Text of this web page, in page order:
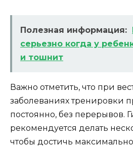
Полезная информация:
серьезно когда у
и тошнит
Важно отметить, что при
заболеваниях тренировки
постоянно, без перерывов.
рекомендуется делать
чтобы достичь